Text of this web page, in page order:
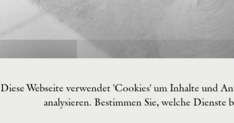
Diese Webseite verwendet 'Cookies' um Inhalte und
analysieren. Bestimmen Sie, welche Dienste